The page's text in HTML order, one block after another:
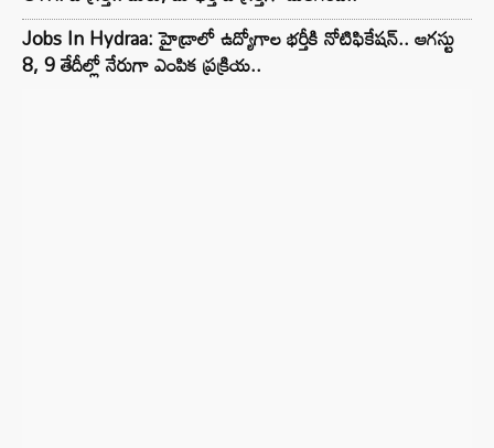
Jobs In Hydraa: హైడ్రాలో ఉద్యోగాల భర్తీకి నోటిఫికేషన్.. ఆగస్టు
8, 9 తేదీల్లో నేరుగా ఎంపిక ప్రక్రియ..